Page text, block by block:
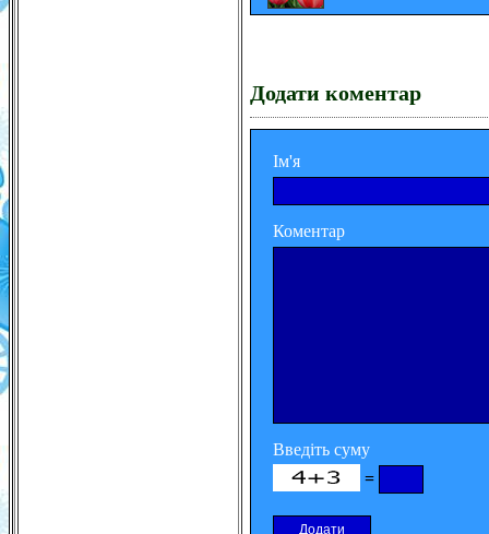
Додати коментар
Ім'я
Коментар
Введіть суму
=